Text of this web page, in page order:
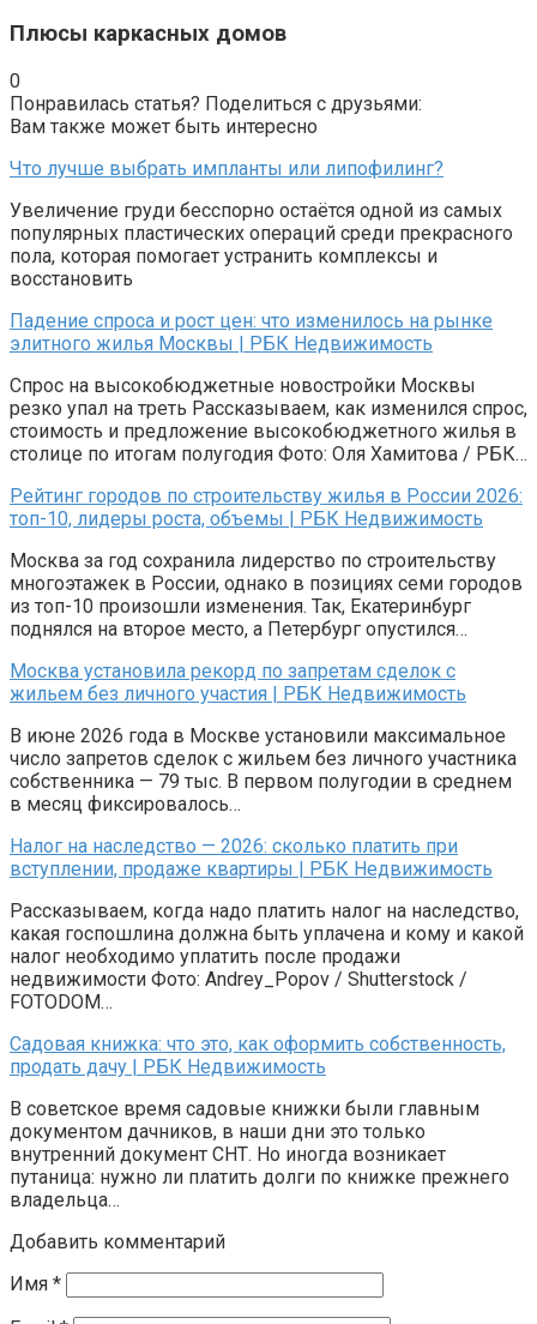
Плюсы каркасных домов
0
Понравилась статья? Поделиться с друзьями:
Вам также может быть интересно
Что лучше выбрать импланты или липофилинг?
Увеличение груди бесспорно остаётся одной из самых
популярных пластических операций среди прекрасного
пола, которая помогает устранить комплексы и
восстановить
Падение спроса и рост цен: что изменилось на рынке
элитного жилья Москвы | РБК Недвижимость
Спрос на высокобюджетные новостройки Москвы
резко упал на треть Рассказываем, как изменился спрос,
стоимость и предложение высокобюджетного жилья в
столице по итогам полугодия Фото: Оля Хамитова / РБК…
Рейтинг городов по строительству жилья в России 2026:
топ-10, лидеры роста, объемы | РБК Недвижимость
Москва за год сохранила лидерство по строительству
многоэтажек в России, однако в позициях семи городов
из топ-10 произошли изменения. Так, Екатеринбург
поднялся на второе место, а Петербург опустился…
Москва установила рекорд по запретам сделок с
жильем без личного участия | РБК Недвижимость
В июне 2026 года в Москве установили максимальное
число запретов сделок с жильем без личного участника
собственника — 79 тыс. В первом полугодии в среднем
в месяц фиксировалось…
Налог на наследство — 2026: сколько платить при
вступлении, продаже квартиры | РБК Недвижимость
Рассказываем, когда надо платить налог на наследство,
какая госпошлина должна быть уплачена и кому и какой
налог необходимо уплатить после продажи
недвижимости Фото: Andrey_Popov / Shutterstock /
FOTODOM…
Садовая книжка: что это, как оформить собственность,
продать дачу | РБК Недвижимость
В советское время садовые книжки были главным
документом дачников, в наши дни это только
внутренний документ СНТ. Но иногда возникает
путаница: нужно ли платить долги по книжке прежнего
владельца…
Добавить комментарий
Имя *